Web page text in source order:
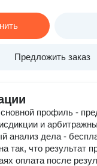
Предложить заказ
профиль -
и
анализ дела -
так, что результат
оплата после